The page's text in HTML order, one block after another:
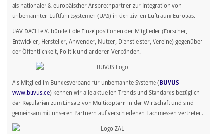
als nationaler & europäischer Ansprechpartner zur Integration von
unbemannten Luftfahrtsystemen (UAS) in den zivilen Luftraum Europas.
UAV DACH e.V. bündelt die Einzelpositionen der Mitglieder (Forscher,
Entwickler, Hersteller, Anwender, Nutzer, Dienstleister, Vereine) gegenüber
der Öffentlichkeit, Politik und anderen Verbänden.
Als Mitglied im Bundesverband für unbemannte Systeme (BUVUS–
www.buvus.de) kennen wir alle aktuellen Trends und Standards bezüglich
der Regularien zum Einsatz von Multicoptern in der Wirtschaft und sind
gemeinsam mit unseren Partnern auf verschiedenen Fachmessen vertreten.